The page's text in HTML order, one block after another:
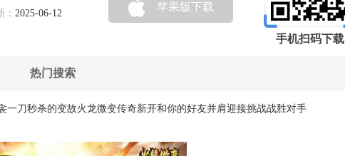
： 2025-06-12
苹果版下载
手机扫码下载
热门搜索
刀秒杀的变故火龙微变传奇新开和你的好友并肩迎接挑战战胜对手